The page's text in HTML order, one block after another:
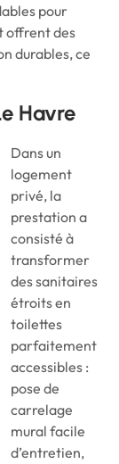
pour
offrent des
durables, ce
Havre
Dans un
logement
privé, la
prestation a
consisté à
transformer
des sanitaires
étroits en
toilettes
parfaitement
accessibles :
pose de
carrelage
mural facile
d’entretien,